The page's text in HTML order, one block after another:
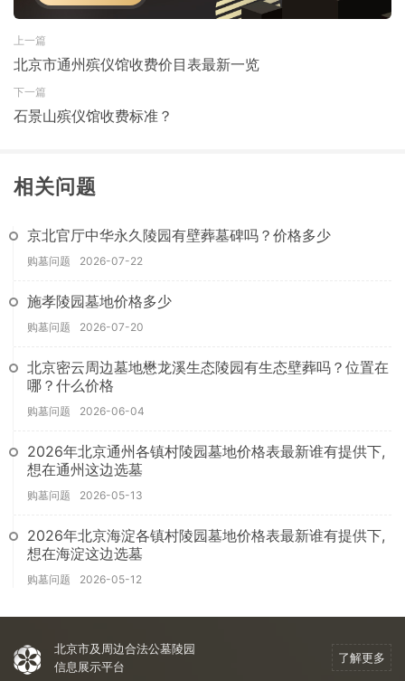
上一篇
北京市通州殡仪馆收费价目表最新一览
下一篇
石景山殡仪馆收费标准？
相关问题
京北官厅中华永久陵园有壁葬墓碑吗？价格多少
购墓问题 2026-07-22
施孝陵园墓地价格多少
购墓问题 2026-07-20
北京密云周边墓地懋龙溪生态陵园有生态壁葬吗？位置在
哪？什么价格
购墓问题 2026-06-04
2026年北京通州各镇村陵园墓地价格表最新谁有提供下,
想在通州这边选墓
购墓问题 2026-05-13
2026年北京海淀各镇村陵园墓地价格表最新谁有提供下,
想在海淀这边选墓
购墓问题 2026-05-12
北京市及周边合法公墓陵园
信息展示平台
了解更多